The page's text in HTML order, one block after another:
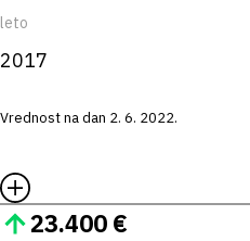
leto
2017
Vrednost na dan 2. 6. 2022.
23.400 €